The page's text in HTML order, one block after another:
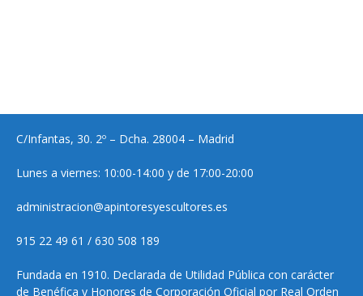
C/Infantas, 30. 2º – Dcha. 28004 – Madrid
Lunes a viernes: 10:00-14:00 y de 17:00-20:00
administracion@apintoresyescultores.es
915 22 49 61 / 630 508 189
Fundada en 1910. Declarada de Utilidad Pública con carácter
de Benéfica y Honores de Corporación Oficial por Real Orden